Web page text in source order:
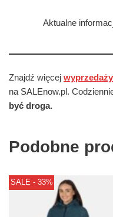
Aktualne
Znajdź więcej wyprzedaży
na SALEnow.pl.
być droga.
Podobne
SALE - 33%